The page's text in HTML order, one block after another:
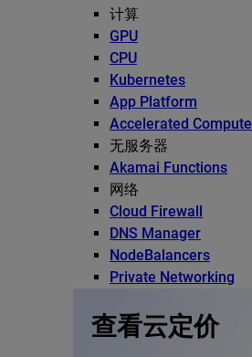
计算
GPU
CPU
Kubernetes
App Platform
Accelerated Compute
无服务器
Akamai Functions
网络
Cloud Firewall
DNS Manager
NodeBalancers
Private Networking
查看云定价